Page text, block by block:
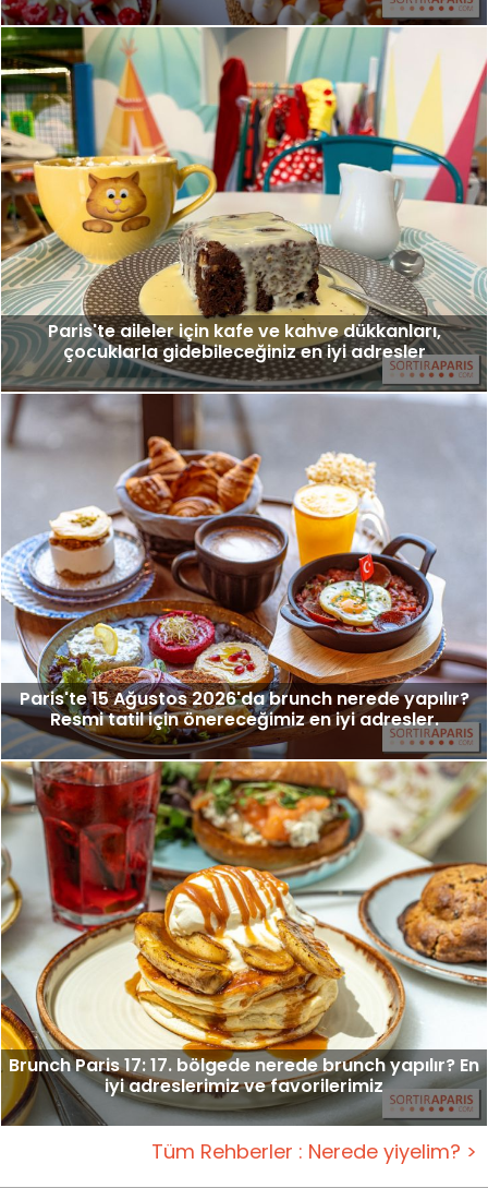
Paris'te aileler için kafe ve kahve dükkanları,
çocuklarla gidebileceğiniz en iyi adresler
Paris'te 15 Ağustos 2026'da brunch nerede yapılır?
Resmi tatil için önereceğimiz en iyi adresler.
Brunch Paris 17: 17. bölgede nerede brunch yapılır? En
iyi adreslerimiz ve favorilerimiz
Tüm Rehberler : Nerede yiyelim? >